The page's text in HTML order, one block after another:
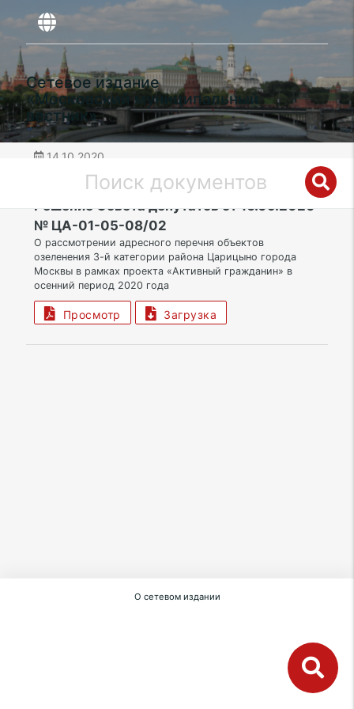
Сетевое издание
«Московский муниципальный
вестник»
14.10.2020
ЮАО | Муниципальный округ Царицыно
Решение Совета депутатов от 16.09.2020
№ ЦА-01-05-08/02
О рассмотрении адресного перечня объектов
озеленения 3-й категории района Царицыно города
Москвы в рамках проекта «Активный гражданин» в
осенний период 2020 года
Просмотр Загрузка
О сетевом издании